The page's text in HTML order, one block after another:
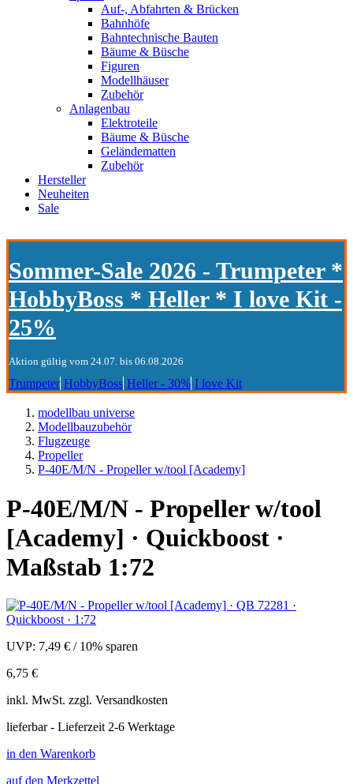
Auf-, Abfahrten & Brücken
Bahnhöfe
Bahntechnische Bauten
Bäume & Büsche
Figuren
Modellhäuser
Zubehör
Anlagenbau
Elektroteile
Bäume & Büsche
Geländematten
Zubehör
Hersteller
Neuheiten
Sale
Sommer-Sale 2026 - Trumpeter *
HobbyBoss * Heller * I love Kit -
25%
Aktion gültig vom 24.07. bis 06.08.2026
Trumpeter HobbyBoss Heller - 30% I love Kit
modellbau universe
Modellbauzubehör
Flugzeuge
Propeller
P-40E/M/N - Propeller w/tool [Academy]
P-40E/M/N - Propeller w/tool
[Academy] · Quickboost ·
Maßstab 1:72
UVP: 7,49 € / 10% sparen
6,75 €
inkl. MwSt. zzgl. Versandkosten
lieferbar - Lieferzeit 2-6 Werktage
in den Warenkorb
auf den Merkzettel